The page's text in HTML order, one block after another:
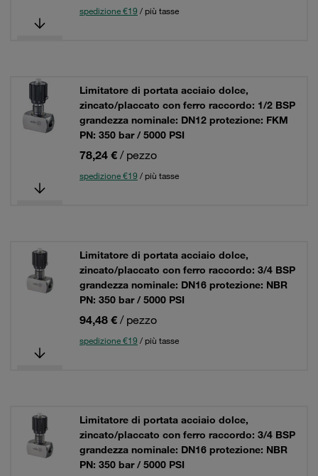
spedizione €19 / più tasse
Limitatore di portata acciaio dolce,
zincato/placcato con ferro raccordo: 1/2 BSP
grandezza nominale: DN12 protezione: FKM
PN: 350 bar / 5000 PSI
78,24 € / pezzo
spedizione €19 / più tasse
Limitatore di portata acciaio dolce,
zincato/placcato con ferro raccordo: 3/4 BSP
grandezza nominale: DN16 protezione: NBR
PN: 350 bar / 5000 PSI
94,48 € / pezzo
spedizione €19 / più tasse
Limitatore di portata acciaio dolce,
zincato/placcato con ferro raccordo: 3/4 BSP
grandezza nominale: DN16 protezione: NBR
PN: 350 bar / 5000 PSI